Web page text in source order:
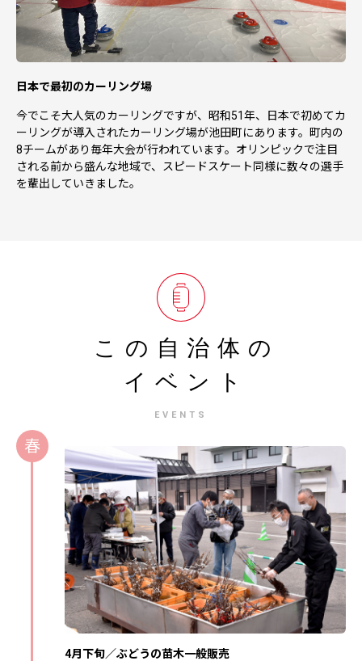
日本で最初のカーリング場
今でこそ大人気のカーリングですが、昭和51年、日本で初めてカ
ーリングが導入されたカーリング場が池田町にあります。町内の
8チームがあり毎年大会が行われています。オリンピックで注目
される前から盛んな地域で、スピードスケート同様に数々の選手
を輩出していきました。
この自治体の
イベント
EVENTS
春
4月下旬／ぶどうの苗木一般販売